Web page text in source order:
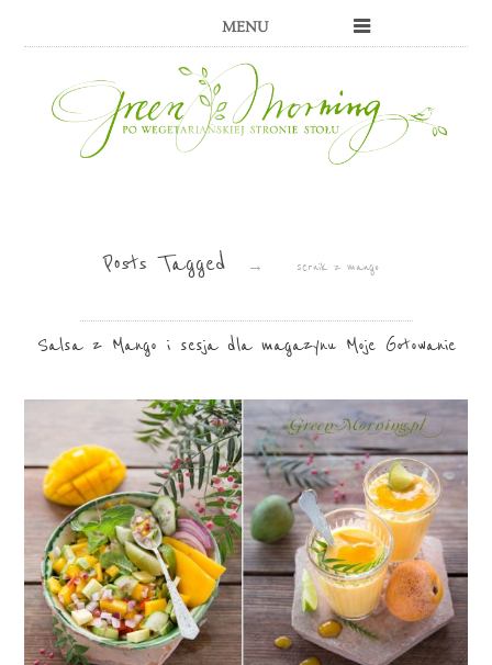
MENU
Posts Tagged → sernik z mango
Salsa z Mango i sesja dla magazynu Moje Gotowanie